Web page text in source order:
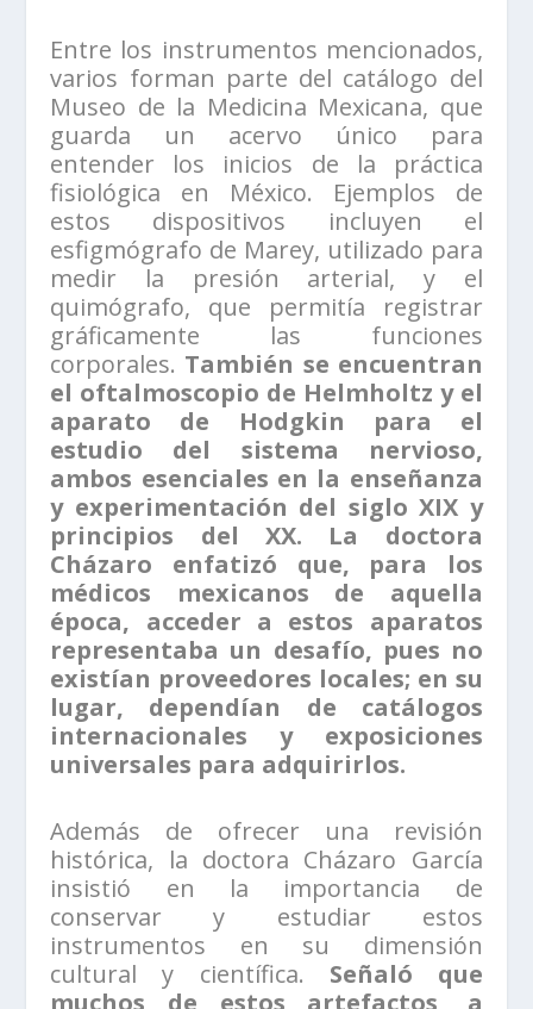
Entre los instrumentos mencionados,
varios forman parte del catálogo del
Museo de la Medicina Mexicana, que
guarda un acervo único para
entender los inicios de la práctica
fisiológica en México. Ejemplos de
estos dispositivos incluyen el
esfigmógrafo de Marey, utilizado para
medir la presión arterial, y el
quimógrafo, que permitía registrar
gráficamente las funciones
corporales. También se encuentran
el oftalmoscopio de Helmholtz y el
aparato de Hodgkin para el
estudio del sistema nervioso,
ambos esenciales en la enseñanza
y experimentación del siglo XIX y
principios del XX. La doctora
Cházaro enfatizó que, para los
médicos mexicanos de aquella
época, acceder a estos aparatos
representaba un desafío, pues no
existían proveedores locales; en su
lugar, dependían de catálogos
internacionales y exposiciones
universales para adquirirlos.
Además de ofrecer una revisión
histórica, la doctora Cházaro García
insistió en la importancia de
conservar y estudiar estos
instrumentos en su dimensión
cultural y científica. Señaló que
muchos de estos artefactos, a